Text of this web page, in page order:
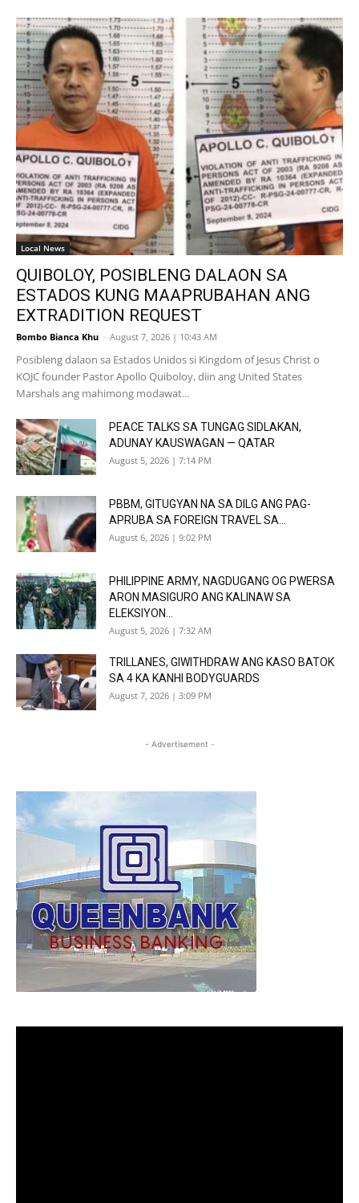
Local News
QUIBOLOY, POSIBLENG DALAON SA
ESTADOS KUNG MAAPRUBAHAN ANG
EXTRADITION REQUEST
Bombo Bianca Khu - August 7, 2026 | 10:43 AM
Posibleng dalaon sa Estados Unidos si Kingdom of Jesus Christ o
KOJC founder Pastor Apollo Quiboloy, diin ang United States
Marshals ang mahimong modawat...
PEACE TALKS SA TUNGAG SIDLAKAN,
ADUNAY KAUSWAGAN — QATAR
August 5, 2026 | 7:14 PM
PBBM, GITUGYAN NA SA DILG ANG PAG-
APRUBA SA FOREIGN TRAVEL SA...
August 6, 2026 | 9:02 PM
PHILIPPINE ARMY, NAGDUGANG OG PWERSA
ARON MASIGURO ANG KALINAW SA
ELEKSIYON...
August 5, 2026 | 7:32 AM
TRILLANES, GIWITHDRAW ANG KASO BATOK
SA 4 KA KANHI BODYGUARDS
August 7, 2026 | 3:09 PM
- Advertisement -